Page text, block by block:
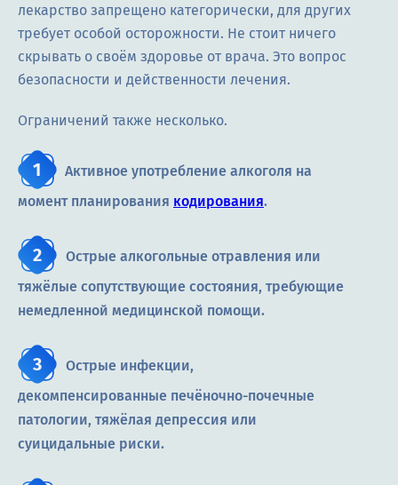
лекарство запрещено категорически, для других
требует особой осторожности. Не стоит ничего
скрывать о своём здоровье от врача. Это вопрос
безопасности и действенности лечения.
Ограничений также несколько.
Активное употребление алкоголя на
момент планирования кодирования.
Острые алкогольные отравления или
тяжёлые сопутствующие состояния, требующие
немедленной медицинской помощи.
Острые инфекции,
декомпенсированные печёночно-почечные
патологии, тяжёлая депрессия или
суицидальные риски.